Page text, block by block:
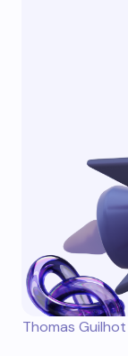
Thomas Guilhot